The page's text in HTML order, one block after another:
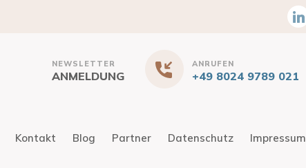
ANRUFEN
+49 8024 9789 021
NEWSLETTER
ANMELDUNG
Kontakt Blog Partner Datenschutz Impressum